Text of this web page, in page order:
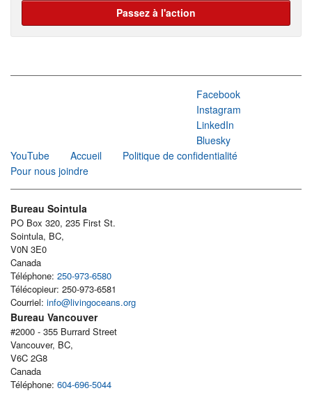
Passez à l'action
Facebook
Instagram
LinkedIn
Bluesky
YouTube
Accueil
Politique de confidentialité
Pour nous joindre
Bureau Sointula
PO Box 320, 235 First St.
Sointula, BC,
V0N 3E0
Canada
Téléphone: 250-973-6580
Télécopieur: 250-973-6581
Courriel: info@livingoceans.org
Bureau Vancouver
#2000 - 355 Burrard Street
Vancouver, BC,
V6C 2G8
Canada
Téléphone: 604-696-5044